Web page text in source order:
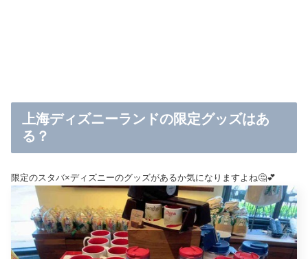
上海ディズニーランドの限定グッズはあ
る？
限定のスタバ×ディズニーのグッズがあるか気になりますよね🤔💕